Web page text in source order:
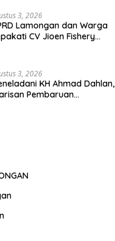
3, 2026
Lamongan dan Warga
CV Jioen Fishery
3, 2026
KH Ahmad Dahlan,
Pembaruan